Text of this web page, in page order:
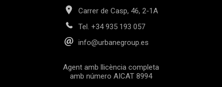
Carrer de Casp, 46, 2-1A
Tel. +34 935 193 057
info@urbanegroup.es
Agent amb llicència completa
amb número AICAT 8994